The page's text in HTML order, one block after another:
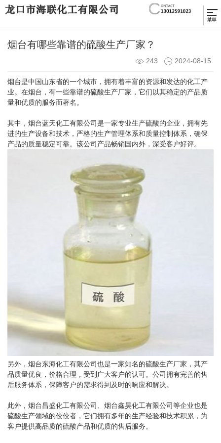
烟台有哪些靠谱的硫酸生产厂家？
243 2024-08-15
烟台是中国山东省的一个城市，拥有着丰富的资源和发达的化工产
业。在烟台，有一些靠谱的硫酸生产厂家，它们以其稳定的产品质
量和优质的服务而著名。
其中，烟台蓝天化工有限公司是一家专业生产硫酸的企业，拥有先
进的生产设备和技术，严格的生产管理体系和质量控制体系，确保
产品的质量稳定可靠。该公司产品畅销国内外，深受客户好评。
另外，烟台东海化工有限公司也是一家知名的硫酸生产厂家，其产
品质量优良，价格合理，受到广大客户的认可。公司拥有完善的售
后服务体系，保障客户的需求得到及时的响应和解决。
此外，烟台昌盛化工有限公司、烟台鑫昊化工有限公司等企业也是
硫酸生产领域的佼佼者，它们拥有多年的生产经验和技术积累，为
客户提供高品质的硫酸产品和优质的售后服务。